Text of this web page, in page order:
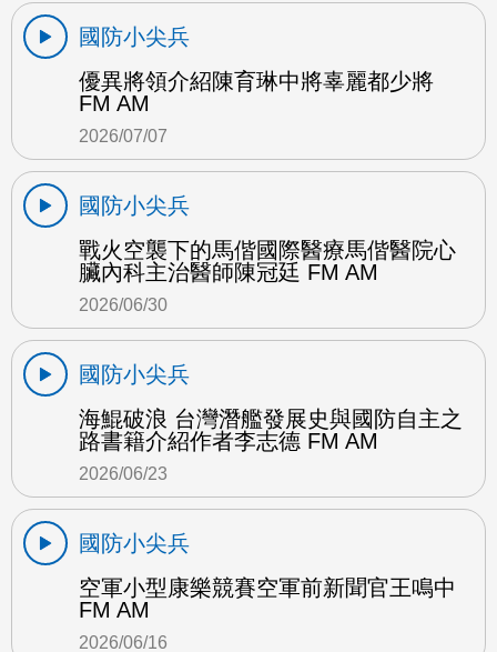
國防小尖兵
優異將領介紹陳育琳中將辜麗都少將
FM AM
2026/07/07
國防小尖兵
戰火空襲下的馬偕國際醫療馬偕醫院心
臟內科主治醫師陳冠廷 FM AM
2026/06/30
國防小尖兵
海鯤破浪 台灣潛艦發展史與國防自主之
路書籍介紹作者李志德 FM AM
2026/06/23
國防小尖兵
空軍小型康樂競賽空軍前新聞官王鳴中
FM AM
2026/06/16